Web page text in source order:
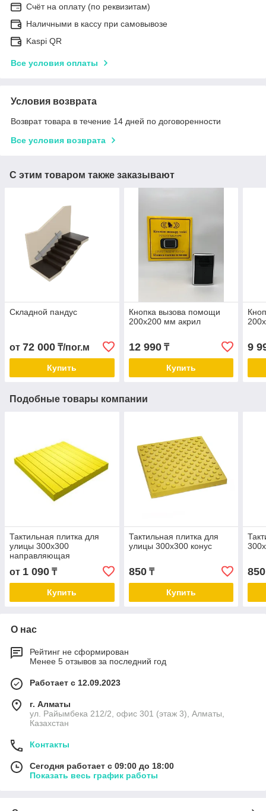
Счёт на оплату (по реквизитам)
Наличными в кассу при самовывозе
Kaspi QR
Все условия оплаты
Условия возврата
Возврат товара в течение 14 дней по договоренности
Все условия возврата
С этим товаром также заказывают
Складной пандус
от 72 000 ₸/пог.м
Купить
Кнопка вызова помощи
200х200 мм акрил
12 990₸
Купить
9
Подобные товары компании
Тактильная плитка для
улицы 300х300
направляющая
от 1 090 ₸
Купить
Тактильная плитка для
улицы 300х300 конус
850₸
Купить
850
О нас
Рейтинг не сформирован
Менее 5 отзывов за последний год
Работает с 12.09.2023
г. Алматы
ул. Райымбека 212/2, офис 301 (этаж 3), Алматы,
Казахстан
Контакты
Сегодня работает с 09:00 до 18:00
Показать весь график работы